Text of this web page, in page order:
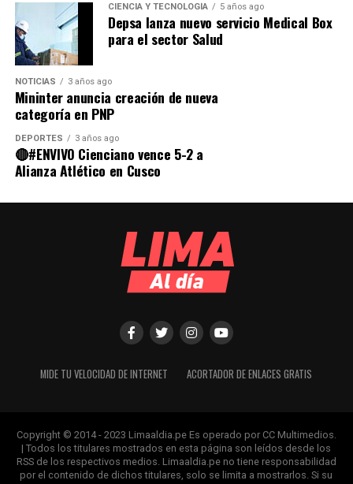
CIENCIA Y TECNOLOGÍA 5 años ago
Depsa lanza nuevo servicio Medical Box
para el sector Salud
NOTICIAS 3 años ago
Mininter anuncia creación de nueva
categoría en PNP
DEPORTES 3 años ago
🔴#ENVIVO Cienciano vence 5-2 a
Alianza Atlético en Cusco
MIDE TU VELOCIDAD DE INTERNET ACORTADOR DE ENLACES GRATIS
Copyright © 2014 - 2023 Limaaldia.pe Es operado por CC Multimedios.
| Todos los titulares mostrados en esta página son leídos desde los
RSS de los respectivos medios. Limaaldia.pe no tiene responsabilidad
por el contenido de dichos titulares, solo se limita a mostrarlos. Si su